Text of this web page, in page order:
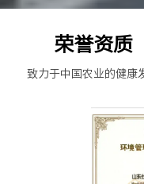
荣誉资质
致力于中国农业的健康